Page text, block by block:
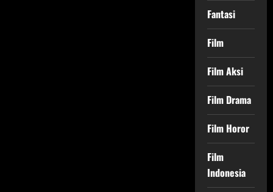
Fantasi
Film
Film Aksi
Film Drama
Film Horor
Film
Indonesia